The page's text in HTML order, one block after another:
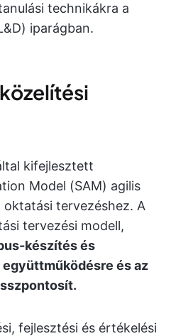
technikákra a
iparágban.
kifejlesztett
Model (SAM) agilis
tervezéshez. A
tervezési modell,
készítés és
és az
fejlesztési és értékelési